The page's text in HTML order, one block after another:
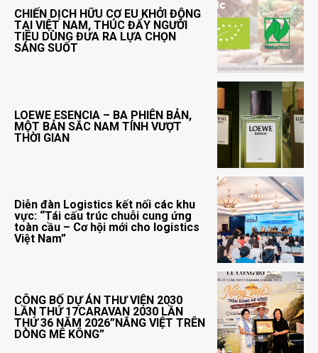
CHIẾN DỊCH HỮU CƠ EU KHỞI ĐỘNG
TẠI VIỆT NAM, THÚC ĐẨY NGƯỜI
TIÊU DÙNG ĐƯA RA LỰA CHỌN
SÁNG SUỐT
LOEWE ESENCIA – BA PHIÊN BẢN,
MỘT BẢN SẮC NAM TÍNH VƯỢT
THỜI GIAN
Diễn đàn Logistics kết nối các khu
vực: “Tái cấu trúc chuỗi cung ứng
toàn cầu – Cơ hội mới cho logistics
Việt Nam”
CÔNG BỐ DỰ ÁN THƯ VIỆN 2030
LẦN THỨ 17CARAVAN 2030 LẦN
THỨ 36 NĂM 2026”NẮNG VIỆT TRÊN
DÒNG MÊ KÔNG”